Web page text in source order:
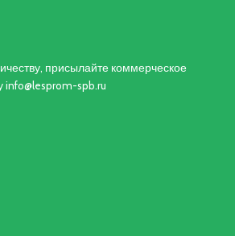
присылайте коммерческое
spb.ru